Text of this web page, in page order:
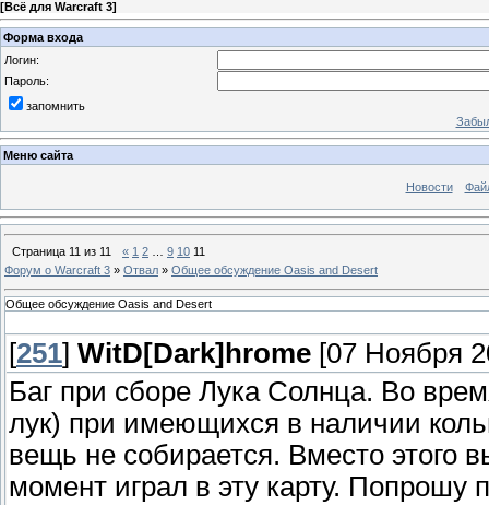
[Всё для Warcraft 3]
Форма входа
Логин:
Пароль:
запомнить
Меню сайта
Новости
Страница 11 из 11 « 1 2 9 10 11
Форум о Warcraft 3 » Отвал » Общее обсуждение Oasis and Desert
Общее обсуждение Oasis and Desert
[251] WitD[Dark]hrome [07 Ноября
Баг при сборе Лука Солнца. Во
лук) при имеющихся в наличии
вещь не собирается. Вместо этого
момент играл в эту карту. Попрошу